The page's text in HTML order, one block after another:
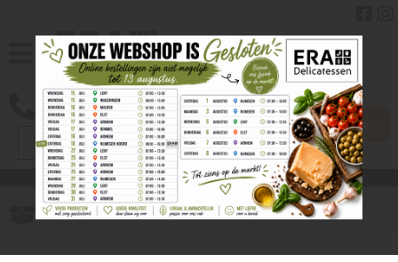
Gratisverzenden vanaf € 40.00